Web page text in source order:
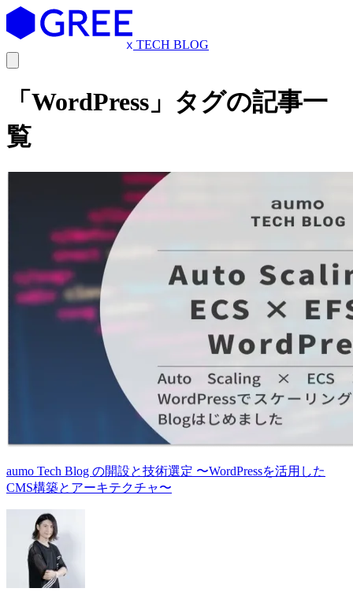
TECH BLOG
「WordPress」タグの記事一
覧
aumo Tech Blog の開設と技術選定 〜WordPressを活用した
CMS構築とアーキテクチャ〜